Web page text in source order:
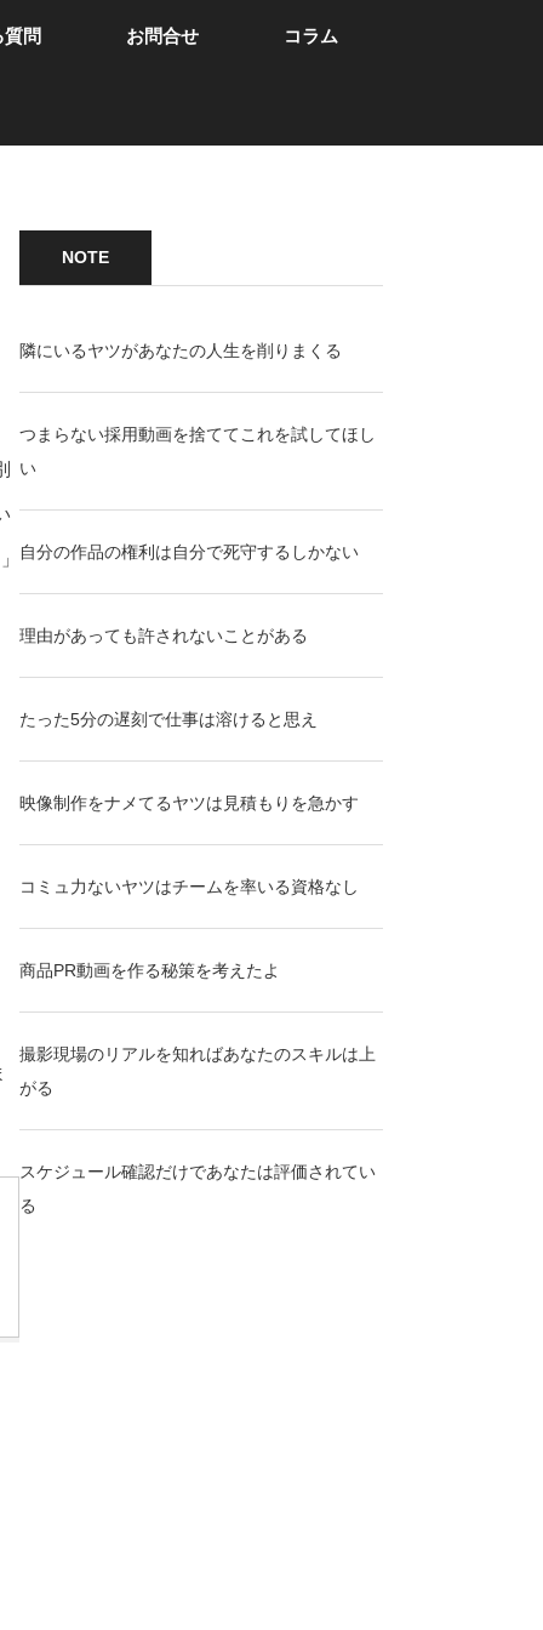
質問 お問合せ コラム
NOTE
隣にいるヤツがあなたの人生を削りまくる
つまらない採用動画を捨ててこれを試してほし
い
自分の作品の権利は自分で死守するしかない
理由があっても許されないことがある
たった5分の遅刻で仕事は溶けると思え
映像制作をナメてるヤツは見積もりを急かす
コミュ力ないヤツはチームを率いる資格なし
商品PR動画を作る秘策を考えたよ
撮影現場のリアルを知ればあなたのスキルは上
がる
スケジュール確認だけであなたは評価されてい
る